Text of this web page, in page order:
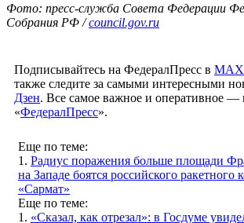
Фото: пресс-служба Совета Федерации
Собрания РФ /council.gov.ru
Подписывайтесь на ФедералПресс в МАХ
также следите за самыми интересными
Дзен. Все самое важное и оперативное —
«ФедералПресс».
Еще по теме:
1. Радиус поражения больше площади
на Западе боятся российского ракетного
«Сармат»
Еще по теме:
1. «Сказал, как отрезал»: в Госдуме